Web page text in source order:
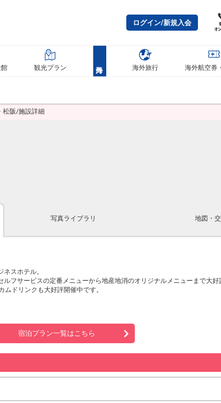
ログイン/新規入会
観光プラン 海外旅行 海外航空券
松阪/施設詳細
写真ライブラリ 地図・
スホテル。
フサービスの定番メニューから地産地消のオリジナルメニューまで大好
ドリンクも大好評開催中です。
宿泊プラン一覧はこちら